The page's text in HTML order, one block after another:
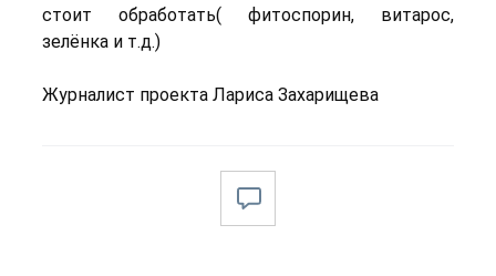
стоит обработать( фитоспорин, витарос,
зелёнка и т.д.)
Журналист проекта Лариса Захарищева